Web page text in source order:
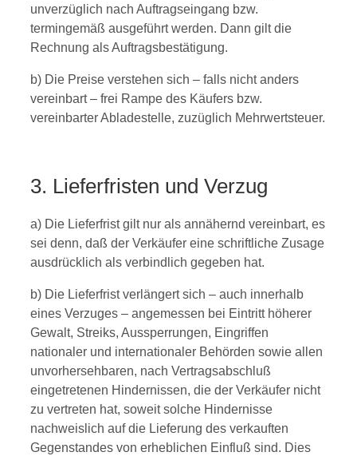
unverzüglich nach Auftragseingang bzw.
termingemäß ausgeführt werden. Dann gilt die
Rechnung als Auftragsbestätigung.
b) Die Preise verstehen sich – falls nicht anders
vereinbart – frei Rampe des Käufers bzw.
vereinbarter Abladestelle, zuzüglich Mehrwertsteuer.
3. Lieferfristen und Verzug
a) Die Lieferfrist gilt nur als annähernd vereinbart, es
sei denn, daß der Verkäufer eine schriftliche Zusage
ausdrücklich als verbindlich gegeben hat.
b) Die Lieferfrist verlängert sich – auch innerhalb
eines Verzuges – angemessen bei Eintritt höherer
Gewalt, Streiks, Aussperrungen, Eingriffen
nationaler und internationaler Behörden sowie allen
unvorhersehbaren, nach Vertragsabschluß
eingetretenen Hindernissen, die der Verkäufer nicht
zu vertreten hat, soweit solche Hindernisse
nachweislich auf die Lieferung des verkauften
Gegenstandes von erheblichen Einfluß sind. Dies